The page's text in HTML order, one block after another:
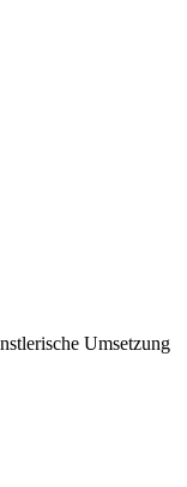
Umsetzung